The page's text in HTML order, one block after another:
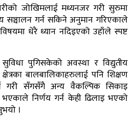
जोखिमलाई मध्यनजर गरी सुरुमा
सञ्चालन गर्न सकिने अनुमान गरिएकाले
धेरै ध्यान नदिइएको उहाँले स्पष्ट
पुगिसकेको अवस्था र विद्युतीय
बालबालिकाहरुलाई पनि शिक्षण
गरी सँगसँगै अन्य वैकल्पिक सिकाइ
भएकाले निर्णय गर्न केही ढिलाइ भएको
।